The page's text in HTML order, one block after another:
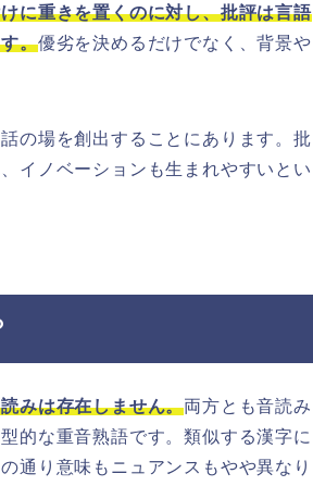
に重きを置くのに対し、批評は言語
。優劣を決めるだけでなく、背景や
の場を創出することにあります。批
イノベーションも生まれやすいとい
みは存在しません。両方とも音読み
的な重音熟語です。類似する漢字に
通り意味もニュアンスもやや異なり